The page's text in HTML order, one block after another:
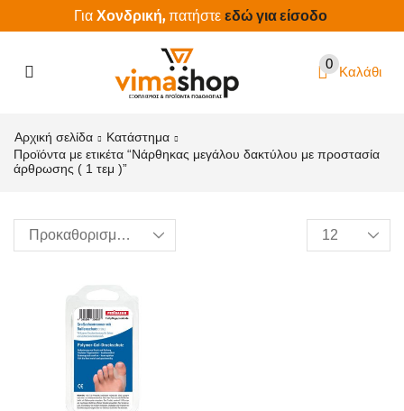
Για Χονδρική,πατήστε εδώ για είσοδο
0
Καλάθι
Αρχική σελίδα
Κατάστημα
Προϊόντα με ετικέτα “Νάρθηκας μεγάλου δακτύλου με προστασία
άρθρωσης ( 1 τεμ )”